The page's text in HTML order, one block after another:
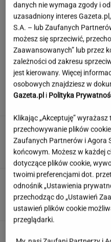
wakacje bez
kontroli PiS.
SUBSKRYPCJA
Quiz. Gdzie
test dla
danych nie wymaga zgody i
uzasadniony interes
S.A. – lub Zaufanych
możesz się sprzeciwić,
Zaawansowanych” lub przez
zależności od zakresu
jest kierowany. Więcej
osobowych znajdziesz w
Gazeta.pl i Polityka
Klikając „Akceptuję”
przechowywanie plików
Zaufanych Partnerów i Agora
końcowym. Możesz w każdej
dotyczące plików cookie,
twoimi preferencjami dot.
odnośnik „Ustawienia
przechodząc do „Ustawień
ustawień plików cookie
przeglądarki.